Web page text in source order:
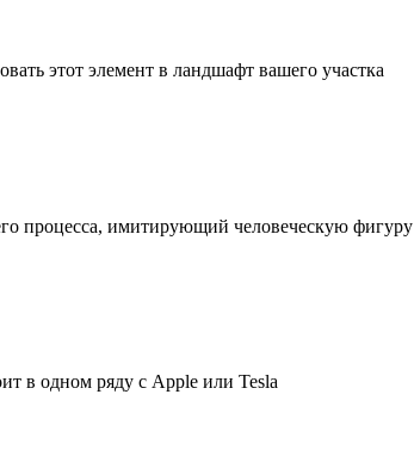
этот элемент в ландшафт вашего участка
процесса, имитирующий человеческую фигуру
в одном ряду с Apple или Tesla